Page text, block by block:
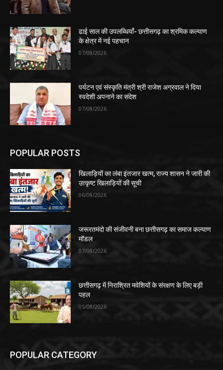
ढाई साल की उपलब्धियाँ- छत्तीसगढ़ का श्रमिक कल्याण
के क्षेत्र में नई पहचान
07/08/2026
पर्यटन एवं संस्कृति मंत्री श्री राजेश अग्रवाल ने दिया
स्वदेशी अपनाने का संदेश
07/08/2026
POPULAR POSTS
खिलाड़ियों का लंबा इंतजार खत्म, राज्य शासन ने जारी की
उत्कृष्ट खिलाड़ियों की सूची
06/08/2026
जरूरतमंदो की संजीवनी बना छत्तीसगढ़ का समाज कल्याण
मॉडल
07/08/2026
छत्तीसगढ़ में निराश्रित मवेशियों के संरक्षण के लिए बड़ी
पहल
05/08/2026
POPULAR CATEGORY